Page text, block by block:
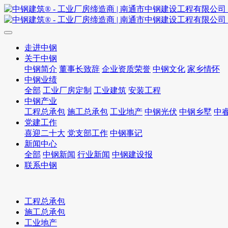
走进中钢
关于中钢
中钢简介 董事长致辞 企业资质荣誉 中钢文化 家乡情怀
中钢业绩
全部 工业厂房定制 工业建筑 安装工程
中钢产业
工程总承包 施工总承包 工业地产 中钢光伏 中钢乡墅 中
党建工作
喜迎二十大 党支部工作 中钢事记
新闻中心
全部 中钢新闻 行业新闻 中钢建设报
联系中钢
工程总承包
施工总承包
工业地产